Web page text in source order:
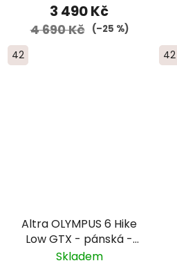
3 490 Kč
4 690 Kč (–25 %)
42 42
Altra OLYMPUS 6 Hike
Low GTX - pánská -
šedá/oranžová
Skladem